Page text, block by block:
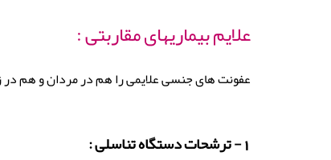
علایم بیماریهای مقاربتی :
عفونت های جنسی علایمی را هم در مردان و هم در
1- ترشحات دستگاه تناسلی :